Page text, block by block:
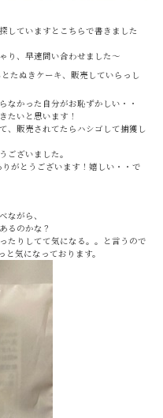
していますとこちらで書きました
り、早速問い合わせました～
たぬきケーキ、販売していらっし
なかった自分がお恥ずかしい・・
たいと思います！
、販売されてたらハシゴして捕獲し
ございました。
がとうございます！嬉しい・・で
ながら、
るのかな？
たりしてて気になる。。と言うので
気になっております。